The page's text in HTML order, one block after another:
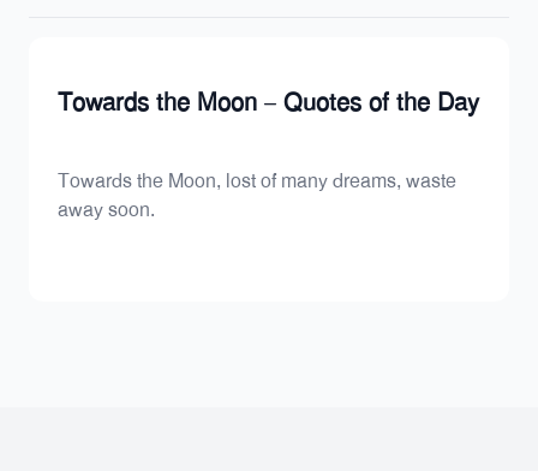
Towards the Moon – Quotes of the Day
Towards the Moon, lost of many dreams, waste
away soon.